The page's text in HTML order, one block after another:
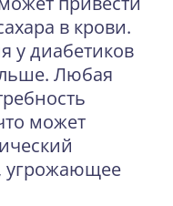
в крови.
у диабетиков
Любая
может
угрожающее